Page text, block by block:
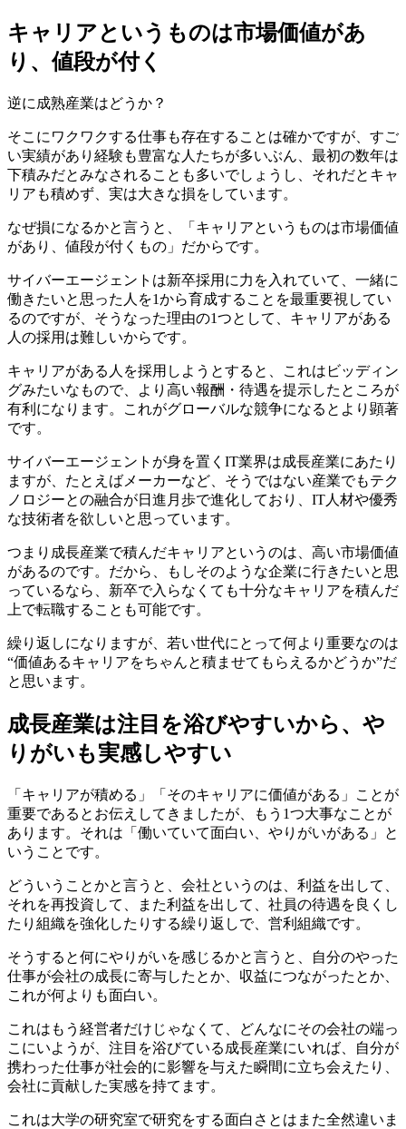
キャリアというものは市場価値があ
り、値段が付く
逆に成熟産業はどうか？
そこにワクワクする仕事も存在することは確かですが、すご
い実績があり経験も豊富な人たちが多いぶん、最初の数年は
下積みだとみなされることも多いでしょうし、それだとキャ
リアも積めず、実は大きな損をしています。
なぜ損になるかと言うと、「 キャリアというものは市場価値
があり、値段が付くもの 」だからです。
サイバーエージェントは新卒採用に力を入れていて、一緒に
働きたいと思った人を1から育成することを最重要視してい
るのですが、そうなった理由の1つとして、キャリアがある
人の採用は難しいからです。
キャリアがある人を採用しようとすると、これはビッディン
グみたいなもので、より高い報酬・待遇を提示したところが
有利になります。これがグローバルな競争になるとより顕著
です。
サイバーエージェントが身を置くIT業界は成長産業にあたり
ますが、たとえばメーカーなど、そうではない産業でもテク
ノロジーとの融合が日進月歩で進化しており、IT人材や優秀
な技術者を欲しいと思っています。
つまり 成長産業で積んだキャリアというのは、高い市場価値
があるのです。だから、もしそのような企業に行きたいと思
っているなら、新卒で入らなくても十分なキャリアを積んだ
上で転職することも可能です。
繰り返しになりますが、若い世代にとって何より重要なのは
“価値あるキャリアをちゃんと積ませてもらえるかどうか”だ
と思います。
成長産業は注目を浴びやすいから、や
りがいも実感しやすい
「キャリアが積める」「そのキャリアに価値がある」ことが
重要であるとお伝えしてきましたが、もう1つ大事なことが
あります。それは「 働いていて面白い、やりがいがある 」と
いうことです。
どういうことかと言うと、会社というのは、利益を出して、
それを再投資して、また利益を出して、社員の待遇を良くし
たり組織を強化したりする繰り返しで、営利組織です。
そうすると何にやりがいを感じるかと言うと、
自分のやった
仕事が会社の成長に寄与した とか、 収益につながった とか、
これが何よりも面白い。
これはもう経営者だけじゃなくて、どんなにその会社の端っ
こにいようが、注目を浴びている成長産業にいれば、自分が
携わった仕事が社会的に影響を与えた瞬間に立ち会えたり、
会社に貢献した実感を持てます。
これは大学の研究室で研究をする面白さとはまた全然違いま